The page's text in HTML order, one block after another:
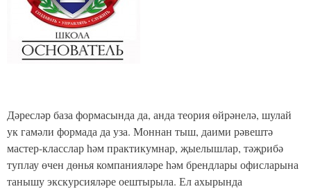
Дәресләр база формасында да, анда теория өйрәнелә, шулай
ук гамәли формада да уза. Моннан тыш, даими рәвештә
мастер-класслар һәм практикумнар, җыелышлар, тәҗрибә
туплау өчен дөнья компанияләре һәм брендлары офисларына
танышу экскурсияләре оештырыла. Ел ахырында